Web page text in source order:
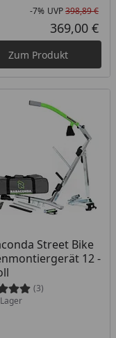
-7% UVP398,89 €
369,00 €
Zum Produkt
2 FarbenStreet Bike
12 -
(3)
am Lager